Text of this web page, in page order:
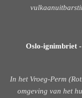
Oslo-ignimbriet
In het Vroeg-Perm
omgeving van het